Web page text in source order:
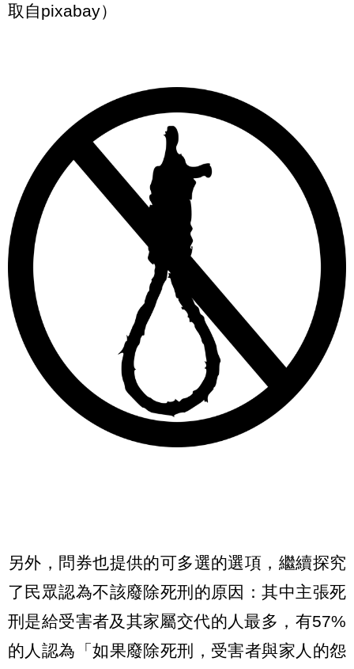
取自pixabay）
另外，問券也提供的可多選的選項，繼續探究
了民眾認為不該廢除死刑的原因：其中主張死
刑是給受害者及其家屬交代的人最多，有57%
的人認為「如果廢除死刑，受害者與家人的怨